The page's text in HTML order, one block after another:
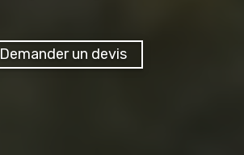
Demander un devis